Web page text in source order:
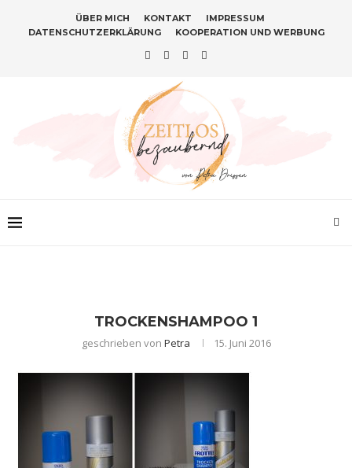
ÜBER MICH KONTAKT
IMPRESSUM
DATENSCHUTZERKLÄRUNG
KOOPERATION UND WERBUNG
TROCKENSHAMPOO 1
geschrieben von Petra 15. Juni 2016